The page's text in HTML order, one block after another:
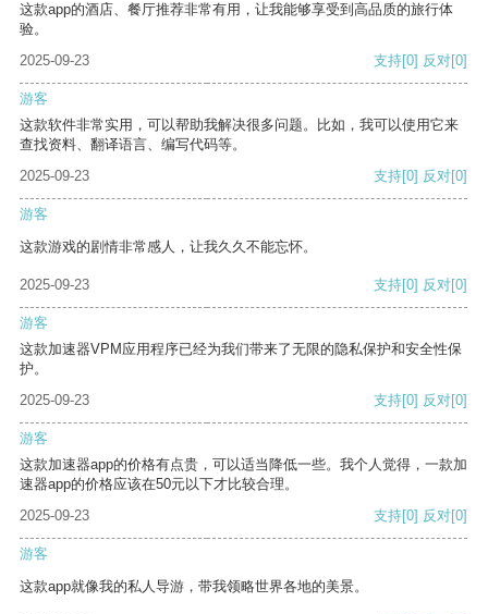
这款app的酒店、餐厅推荐非常有用，让我能够享受到高品质的旅行体
验。
2025-09-23
支持[0] 反对[0]
游客
这款软件非常实用，可以帮助我解决很多问题。比如，我可以使用它来
查找资料、翻译语言、编写代码等。
2025-09-23
支持[0] 反对[0]
游客
这款游戏的剧情非常感人，让我久久不能忘怀。
2025-09-23 支持[0] 反对[0]
游客
这款加速器VPM应用程序已经为我们带来了无限的隐私保护和安全性保
护。
2025-09-23
支持[0] 反对[0]
游客
这款加速器app的价格有点贵，可以适当降低一些。我个人觉得，一款加
速器app的价格应该在50元以下才比较合理。
2025-09-23
支持[0] 反对[0]
游客
这款app就像我的私人导游，带我领略世界各地的美景。